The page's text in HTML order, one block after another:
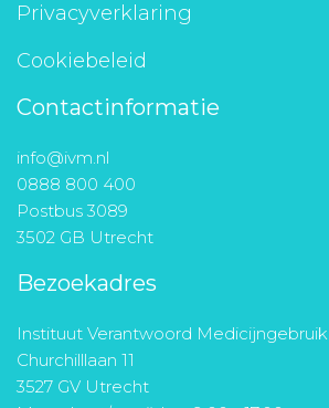
Privacyverklaring
Cookiebeleid
Contactinformatie
info@ivm.nl
0888 800 400
Postbus 3089
3502 GB Utrecht
Bezoekadres
Instituut Verantwoord Medicijngebruik
Churchilllaan 11
3527 GV Utrecht